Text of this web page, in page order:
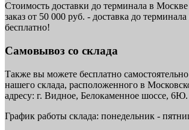
Стоимость доставки до терминала в
заказ от 50 000 руб. - доставка до
бесплатно!
Самовывоз со склада
Также вы можете бесплатно самостоятельно
нашего склада, расположенного в
адресу: г. Видное, Белокаменное шоссе, 6Ю.
График работы склада: понедельник -